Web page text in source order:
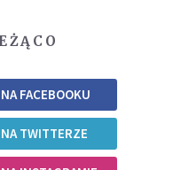
FACEBOOKU
TWITTERZE